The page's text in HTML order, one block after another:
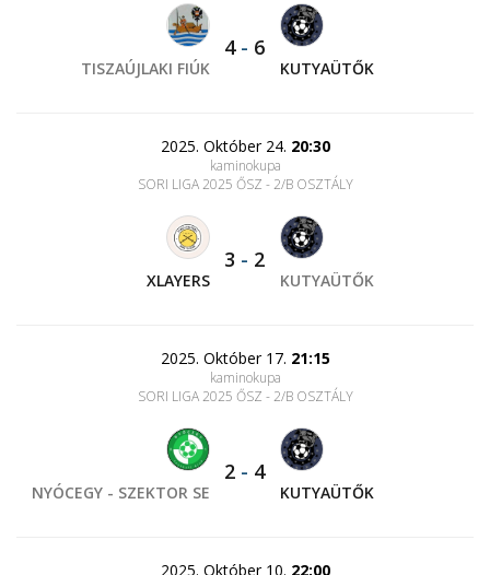
TISZAÚJLAKI FIÚK
4- 6
KUTYAÜTŐK
2025. Október 24. 20:30
kaminokupa
SORI LIGA 2025 ŐSZ - 2/B OSZTÁLY
XLAYERS
3 - 2
KUTYAÜTŐK
2025. Október 17. 21:15
kaminokupa
SORI LIGA 2025 ŐSZ - 2/B OSZTÁLY
NYÓCEGY - SZEKTOR SE
2 - 4
KUTYAÜTŐK
2025. Október 10. 22:00